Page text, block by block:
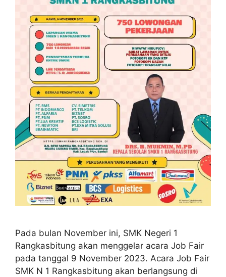
Pada bulan November ini, SMK Negeri 1
Rangkasbitung akan menggelar acara Job Fair
pada tanggal 9 November 2023. Acara Job Fair
SMK N 1 Rangkasbitung akan berlangsung di